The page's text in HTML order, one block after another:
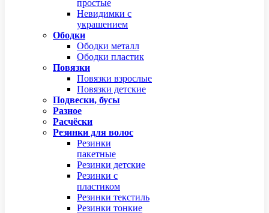
простые
Невидимки с
украшением
Ободки
Ободки металл
Ободки пластик
Повязки
Повязки взрослые
Повязки детские
Подвески, бусы
Разное
Расчёски
Резинки для волос
Резинки
пакетные
Резинки детские
Резинки с
пластиком
Резинки текстиль
Резинки тонкие